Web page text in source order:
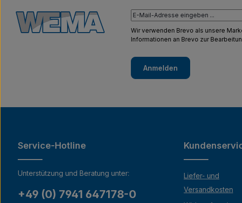
Wir verwenden Brevo als unsere
Informationen an Brevo zur
Anmelden
Service-Hotline
Unterstützung und Beratung unter:
+49 (0) 7941 647178-0
Liefer- und
Versandkosten